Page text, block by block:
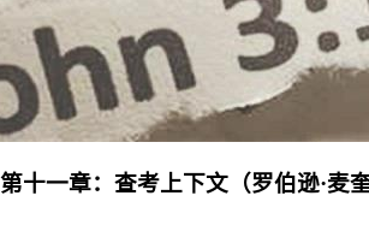
十一章：查考上下文（罗伯逊·麦